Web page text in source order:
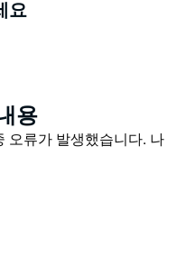
장하고 있으며 무료 기
한 전문 직원이 상주하
모든 연령대를 위한 정
니다.
보로 가까운 거리에 있
요
용
오류가 발생했습니다. 나